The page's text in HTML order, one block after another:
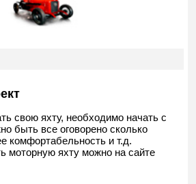
свою яхту, необходимо начать с
быть все оговорено сколько
комфортабельность и т.д.
моторную яхту можно на сайте